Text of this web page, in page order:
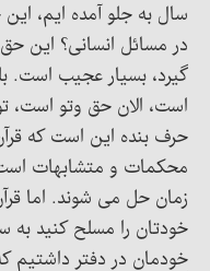
سال به جلو آمده ایم،
در مسائل انسانی؟ این
گیرد، بسیار عجیب
است، الان حق وتو
حرف بنده این است که
محکمات و متشابهات
زمان حل می شوند. اما
خودتان را مسلح کنید به
خودمان در دفتر داشتیم